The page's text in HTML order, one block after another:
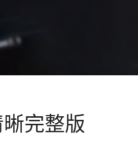
完整版